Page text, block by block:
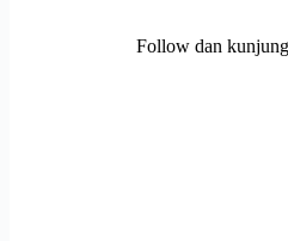
Follow dan